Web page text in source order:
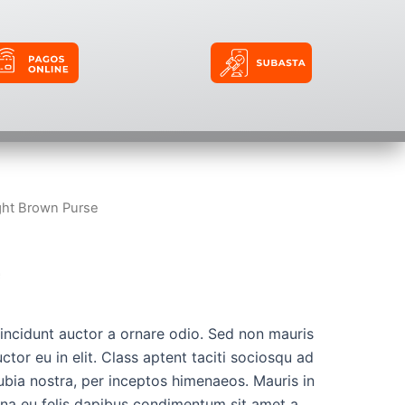
Brown Purse
auctor a ornare odio. Sed non mauris
eu in elit. Class aptent taciti sociosqu ad
nostra, per inceptos himenaeos. Mauris in